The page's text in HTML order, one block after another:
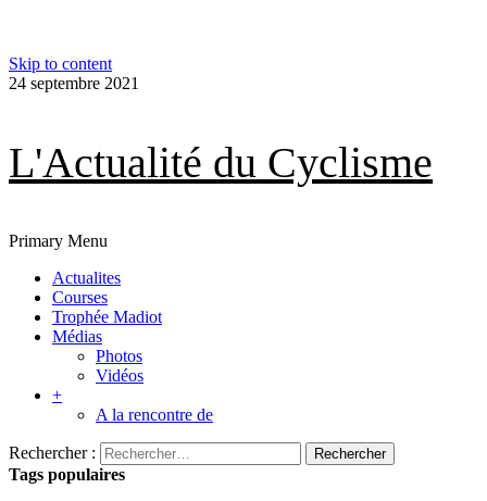
Skip to content
24 septembre 2021
L'Actualité du Cyclisme
Primary Menu
Actualites
Courses
Trophée Madiot
Médias
Photos
Vidéos
+
A la rencontre de
Rechercher :
Tags populaires